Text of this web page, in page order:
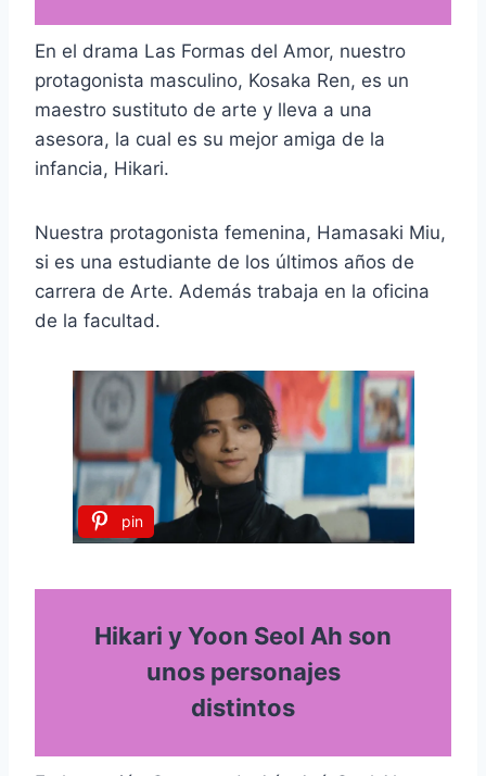
En el drama Las Formas del Amor, nuestro
protagonista masculino, Kosaka Ren, es un
maestro sustituto de arte y lleva a una
asesora, la cual es su mejor amiga de la
infancia, Hikari.
Nuestra protagonista femenina, Hamasaki Miu,
si es una estudiante de los últimos años de
carrera de Arte. Además trabaja en la oficina
de la facultad.
pin
Hikari y Yoon Seol Ah son
unos personajes
distintos